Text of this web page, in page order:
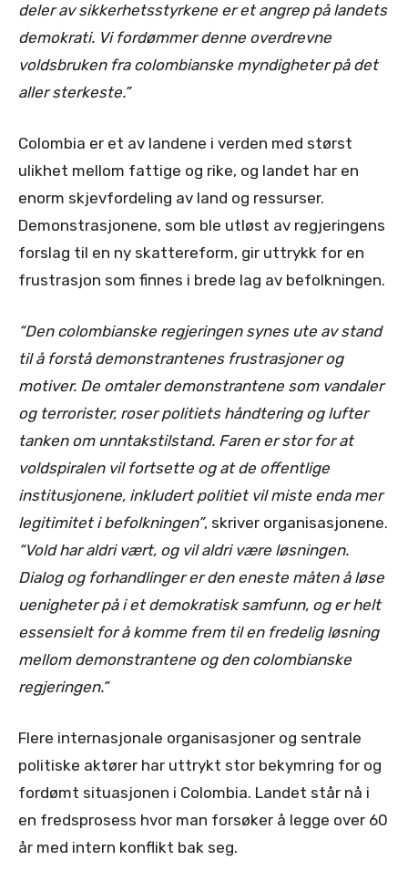
deler av sikkerhetsstyrkene er et angrep på landets
demokrati. Vi fordømmer denne overdrevne
voldsbruken fra colombianske myndigheter på det
aller sterkeste.”
Colombia er et av landene i verden med størst
ulikhet mellom fattige og rike, og landet har en
enorm skjevfordeling av land og ressurser.
Demonstrasjonene, som ble utløst av regjeringens
forslag til en ny skattereform, gir uttrykk for en
frustrasjon som finnes i brede lag av befolkningen.
“Den colombianske regjeringen synes ute av stand
til å forstå demonstrantenes frustrasjoner og
motiver. De omtaler demonstrantene som vandaler
og terrorister, roser politiets håndtering og lufter
tanken om unntakstilstand. Faren er stor for at
voldspiralen vil fortsette og at de offentlige
institusjonene, inkludert politiet vil miste enda mer
legitimitet i befolkningen”, skriver organisasjonene.
“Vold har aldri vært, og vil aldri være løsningen.
Dialog og forhandlinger er den eneste måten å løse
uenigheter på i et demokratisk samfunn, og er helt
essensielt for å komme frem til en fredelig løsning
mellom demonstrantene og den colombianske
regjeringen.”
Flere internasjonale organisasjoner og sentrale
politiske aktører har uttrykt stor bekymring for og
fordømt situasjonen i Colombia. Landet står nå i
en fredsprosess hvor man forsøker å legge over 60
år med intern konflikt bak seg.